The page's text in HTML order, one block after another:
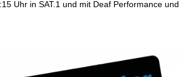
Uhr in SAT.1 und mit Deaf Performance und